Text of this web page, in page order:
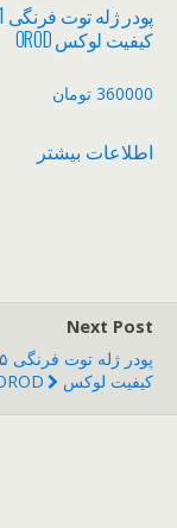
کیفیت لوکس OROD
360000 تومان
اطلاعات بیشتر
Next Post
کیفیت لوکس OROD